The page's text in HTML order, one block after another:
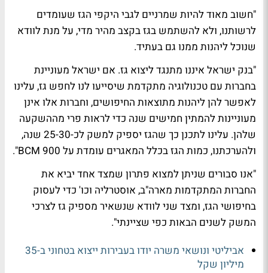
"חשוב מאוד להיות שמרניים לגבי היקפי הגז שעומדים
לרשותנו, ולא להשתמש בגז בקצב מהיר מדי, על מנת לוודא
שנוכל ליהנות ממנו גם בעתיד.
"בנק ישראל איננו מתנגד ליצוא גז. אם ישראל מעוניינת
בחברות עם טכנולוגיה מתקדמת שיסייעו לנו לחפש גז, עלינו
לאפשר להן ליהנות מתוצאות החיפושים, וחברות אלו אינן
מעוניינות להמתין חמישים שנה כדי לראות פרי מההשקעה
שלהן. עלינו לתכנן כך שהגז יספיק למשק לכ-25-30 שנה,
ולהערכתנו, כמות הגז בכלל המאגרים עומדת על 900 BCM".
"אנו סבורים שניתן למצוא פתרון שמצד אחד יביא את
החברות המתקדמות מארה"ב, אוסטרליה וכו' כדי לעסוק
בחיפושי הגז, ומצד שני לוודא שנשאיר מספיק גז לצרכי
המשק לשנים הבאות כפי שציינתי".
אביליטי ונושאי משרה יודו בעבירות ייצוא בטחוני ב-35
מיליון שקל